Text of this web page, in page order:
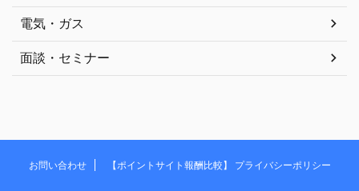
電気・ガス
面談・セミナー
お問い合わせ 【ポイントサイト報酬比較】 プライバシーポリシー